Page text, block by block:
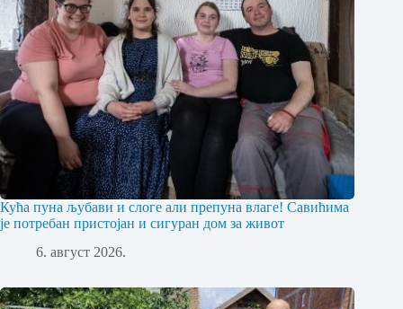
Кућа пуна љубави и слоге али препуна влаге! Савићима
је потребан пристојан и сигуран дом за живот
6. август 2026.